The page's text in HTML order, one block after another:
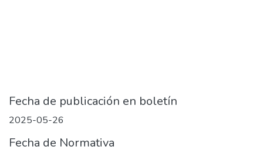
Fecha de publicación en boletín
2025-05-26
Fecha de Normativa